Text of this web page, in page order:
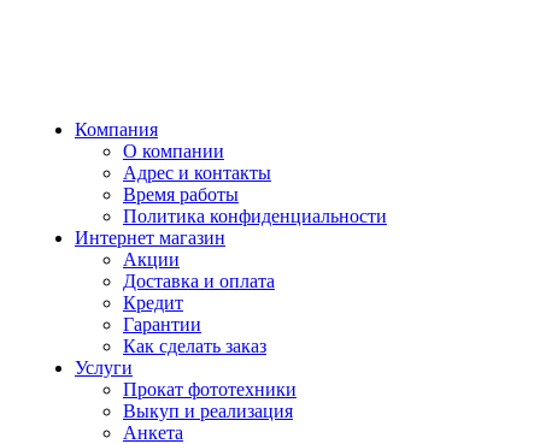
Компания
О компании
Адрес и контакты
Время работы
Политика конфиденциальности
Интернет магазин
Акции
Доставка и оплата
Кредит
Гарантии
Как сделать заказ
Услуги
Прокат фототехники
Выкуп и реализация
Анкета